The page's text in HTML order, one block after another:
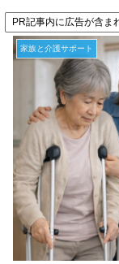
PR記事内に広告が含ま
家族と介護サポート